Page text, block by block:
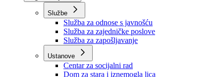
Sjednice Vlade
Organizacije
Službe
Služba za odnose s javnošću
Služba za zajedničke poslove
Služba za zapošljavanje